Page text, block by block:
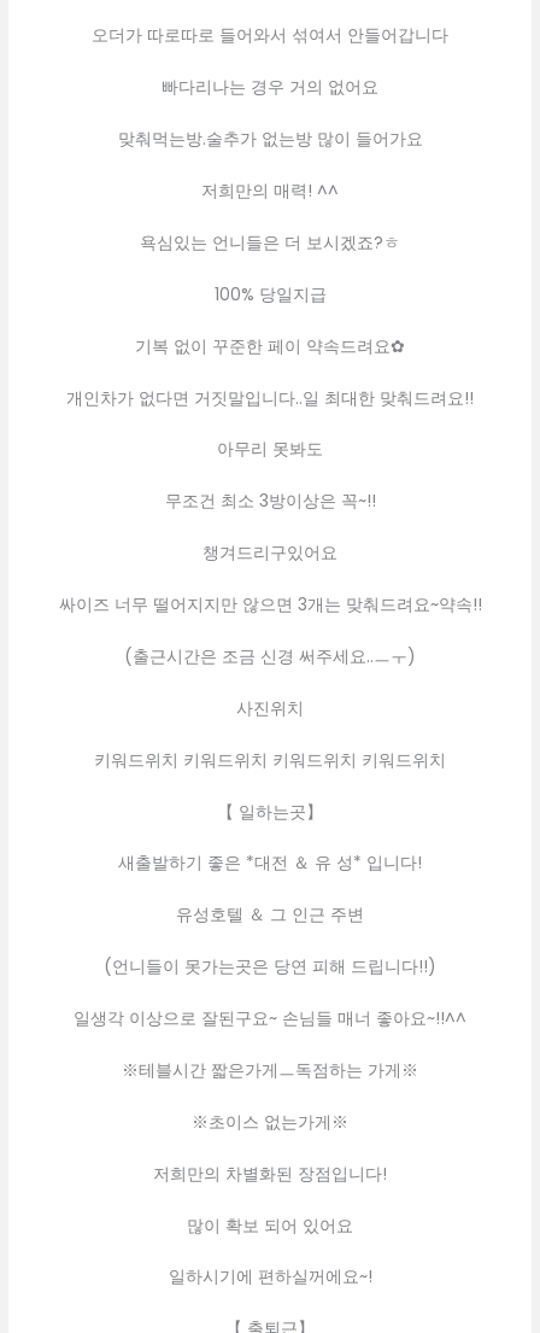
오더가 따로따로 들어와서 섞여서 안들어갑니다
빠다리나는 경우 거의 없어요
맞춰먹는방.술추가 없는방 많이 들어가요
저희만의 매력! ^^
욕심있는 언니들은 더 보시겠죠?ㅎ
100% 당일지급
기복 없이 꾸준한 페이 약속드려요✿
개인차가 없다면 거짓말입니다..일 최대한 맞춰드려요!!
아무리 못봐도
무조건 최소 3방이상은 꼭~!!
챙겨드리구있어요
싸이즈 너무 떨어지지만 않으면 3개는 맞춰드려요~약속!!
(출근시간은 조금 신경 써주세요..ㅡㅜ)
사진위치
키워드위치 키워드위치 키워드위치 키워드위치
【 일하는곳】
새출발하기 좋은 *대전 ＆ 유 성* 입니다!
유성호텔 ＆ 그 인근 주변
(언니들이 못가는곳은 당연 피해 드립니다!!)
일생각 이상으로 잘된구요~ 손님들 매너 좋아요~!!^^
※테블시간 짧은가게ㅡ독점하는 가게※
※초이스 없는가게※
저희만의 차별화된 장점입니다!
많이 확보 되어 있어요
일하시기에 편하실꺼에요~!